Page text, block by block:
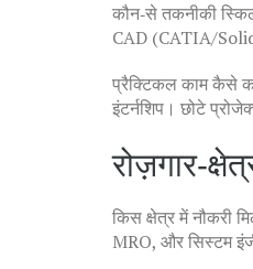
कौन‑से तकनीकी
CAD (CATIA/
प्रैक्टिकल काम कैसे
इंटर्नशिप। छोटे
किस क्षेत्र में नौकरी
MRO, और सिस्टम